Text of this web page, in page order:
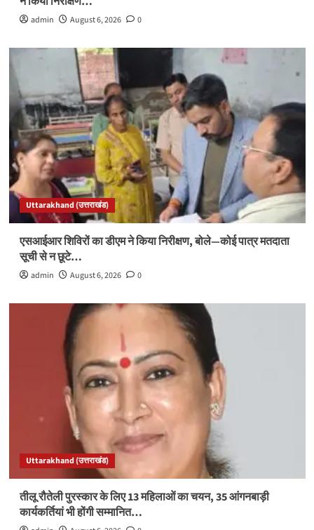
admin August 6, 2026 0
Uttarakhand (उत्तराखंड)
एसआईआर शिविरों का डीएम ने किया निरीक्षण, बोले—कोई पात्र मतदाता
सूची से न छूटे…
admin August 6, 2026 0
Uttarakhand (उत्तराखंड)
तीलू रौतेली पुरस्कार के लिए 13 महिलाओं का चयन, 35 आंगनबाड़ी
कार्यकर्तियां भी होंगी सम्मानित…